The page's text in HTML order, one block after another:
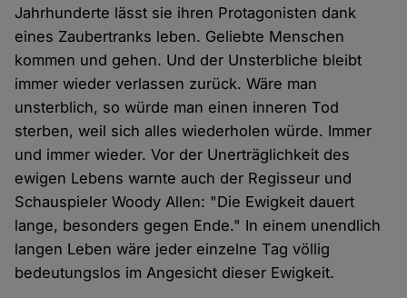
Jahrhunderte lässt sie ihren Protagonisten dank
eines Zaubertranks leben. Geliebte Menschen
kommen und gehen. Und der Unsterbliche bleibt
immer wieder verlassen zurück. Wäre man
unsterblich, so würde man einen inneren Tod
sterben, weil sich alles wiederholen würde. Immer
und immer wieder. Vor der Unerträglichkeit des
ewigen Lebens warnte auch der Regisseur und
Schauspieler Woody Allen: "Die Ewigkeit dauert
lange, besonders gegen Ende." In einem unendlich
langen Leben wäre jeder einzelne Tag völlig
bedeutungslos im Angesicht dieser Ewigkeit.